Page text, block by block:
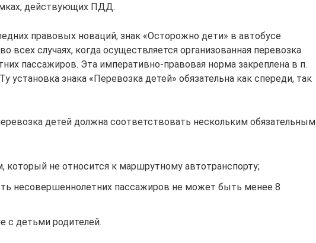
действующих ПДД.
правовых новаций, знак «Осторожно дети» в автобусе
всех случаях, когда осуществляется организованная перевозка
пассажиров. Эта императивно-правовая норма закреплена в п.
установка знака «Перевозка детей» обязательна как спереди, так
детей должна соответствовать нескольким обязательным
который не относится к маршрутному автотранспорту;
несовершеннолетних пассажиров не может быть менее 8
с детьми родителей.